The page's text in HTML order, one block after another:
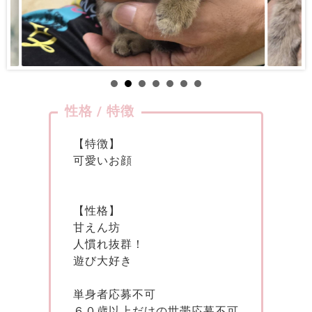
性格 / 特徴
【特徴】
可愛いお顔
【性格】
甘えん坊
人慣れ抜群！
遊び大好き
単身者応募不可